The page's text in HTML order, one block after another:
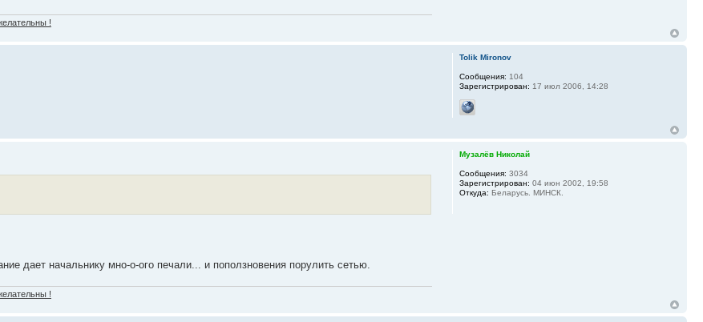
!
Tolik Mironov
Сообщения: 104
Зарегистрирован: 17 июл 2006, 14:28
дает начальнику мно-о-ого печали... и поползновения порулить сетью.
!
Музалёв Николай
Сообщения: 3034
Зарегистрирован: 04 июн 2002, 19:58
Откуда: Беларусь. МИНСК.